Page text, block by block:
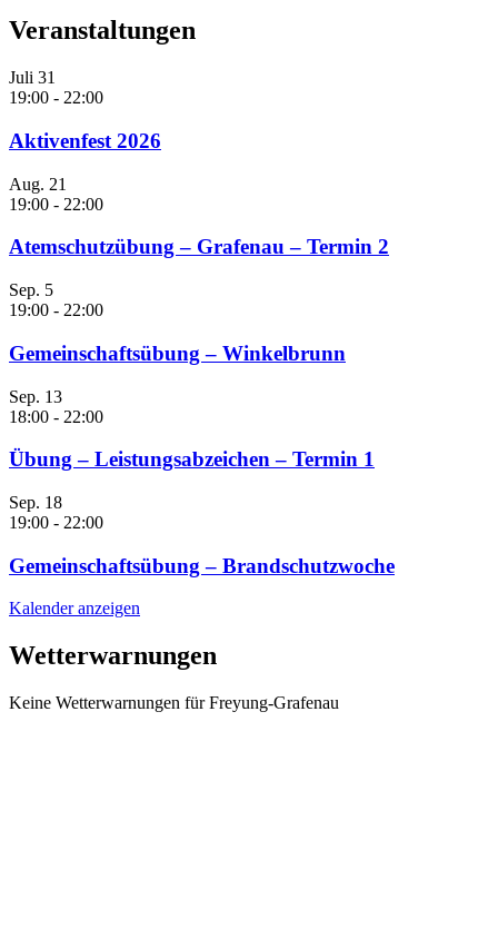
Veranstaltungen
Juli 31
19:00 - 22:00
Aktivenfest 2026
Aug. 21
19:00 - 22:00
Atemschutzübung – Grafenau – Termin 2
Sep. 5
19:00 - 22:00
Gemeinschaftsübung – Winkelbrunn
Sep. 13
18:00 - 22:00
Übung – Leistungsabzeichen – Termin 1
Sep. 18
19:00 - 22:00
Gemeinschaftsübung – Brandschutzwoche
Kalender anzeigen
Wetterwarnungen
Keine Wetterwarnungen für Freyung-Grafenau